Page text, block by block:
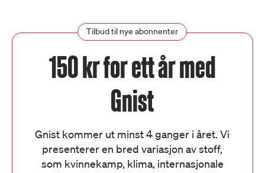
Tilbud til nye abonnenter
150 kr for ett år med
Gnist
Gnist kommer ut minst 4 ganger i året. Vi
presenterer en bred variasjon av stoff,
som kvinnekamp, klima, internasjonale